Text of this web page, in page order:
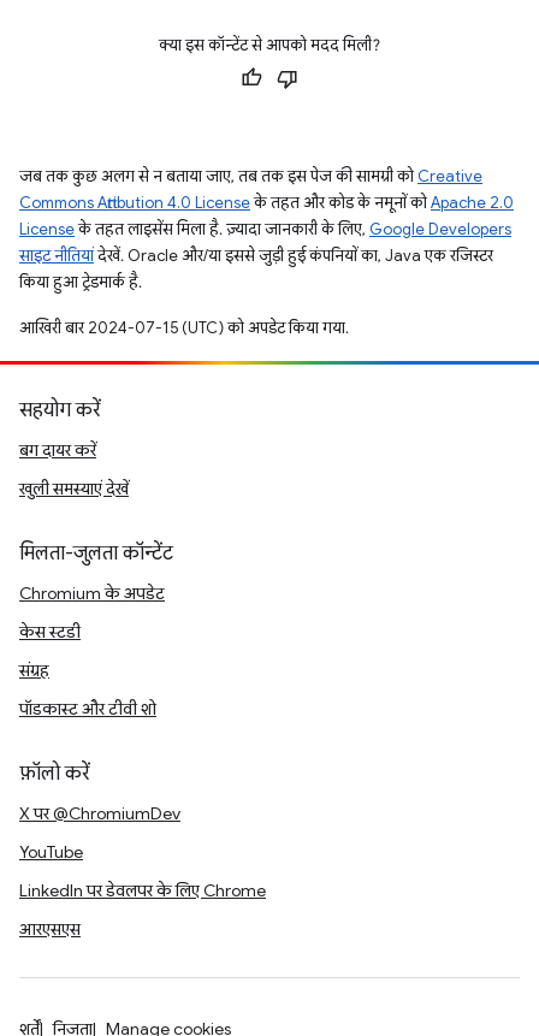
क्या इस कॉन्टेंट से आपको मदद मिली?
जब तक कुछ अलग से न बताया जाए, तब तक इस पेज की सामग्री कोCreative
Commons Attribution 4.0 Licenseके तहत और कोड के नमूनों कोApache 2.0
Licenseके तहत लाइसेंस मिला है. ज़्यादा जानकारी के लिए, Google Developers
साइट नीतियांदेखें. Oracle और/या इससे जुड़ी हुई कंपनियों का, Java एक रजिस्टर
किया हुआ ट्रेडमार्क है.
आखिरी बार 2024-07-15 (UTC) को अपडेट किया गया.
सहयोग करें
बग दायर करें
खुली समस्याएं देखें
मिलता-जुलता कॉन्टेंट
Chromium के अपडेट
केस स्टडी
संग्रह
पॉडकास्ट और टीवी शो
फ़ॉलो करें
X पर @ChromiumDev
YouTube
LinkedIn पर डेवलपर के लिए Chrome
आरएसएस
शर्तें निजता Manage cookies